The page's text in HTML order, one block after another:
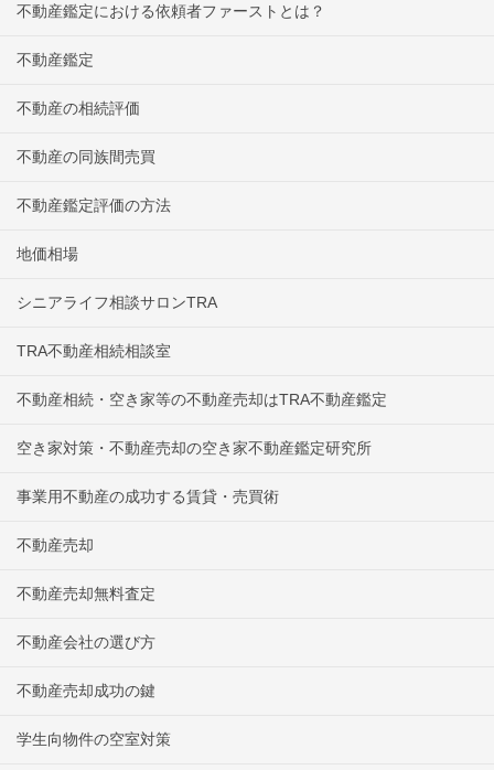
不動産鑑定における依頼者ファーストとは？
不動産鑑定
不動産の相続評価
不動産の同族間売買
不動産鑑定評価の方法
地価相場
シニアライフ相談サロンTRA
TRA不動産相続相談室
不動産相続・空き家等の不動産売却はTRA不動産鑑定
空き家対策・不動産売却の空き家不動産鑑定研究所
事業用不動産の成功する賃貸・売買術
不動産売却
不動産売却無料査定
不動産会社の選び方
不動産売却成功の鍵
学生向物件の空室対策